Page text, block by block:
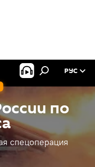
РУС
по
спецоперация